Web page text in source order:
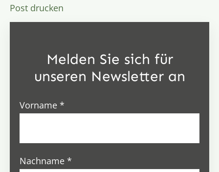
Post drucken
Melden Sie sich für
unseren Newsletter an
Vorname*
Nachname*